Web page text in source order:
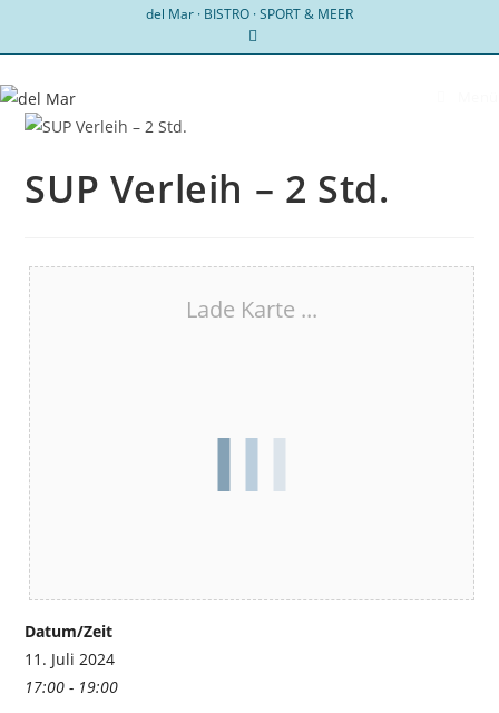
del Mar · BISTRO · SPORT & MEER
SUP Verleih – 2 Std.
Lade Karte ...
Datum/Zeit
11. Juli 2024
17:00 - 19:00